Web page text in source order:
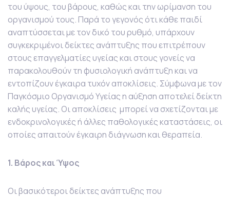
του ύψους, του βάρους, καθώς και την ωρίμανση του
οργανισμού τους. Παρά το γεγονός ότι κάθε παιδί
αναπτύσσεται με τον δικό του ρυθμό, υπάρχουν
συγκεκριμένοι δείκτες ανάπτυξης που επιτρέπουν
στους επαγγελματίες υγείας και στους γονείς να
παρακολουθούν τη φυσιολογική ανάπτυξη και να
εντοπίζουν έγκαιρα τυχόν αποκλίσεις. Σύμφωνα με τον
Παγκόσμιο Οργανισμό Υγείας η αύξηση αποτελεί δείκτη
καλής υγείας. Οι αποκλίσεις μπορεί να σχετίζονται με
ενδοκρινολογικές ή άλλες παθολογικές καταστάσεις, οι
οποίες απαιτούν έγκαιρη διάγνωση και θεραπεία.
1. Βάρος και Ύψος
Οι βασικότεροι δείκτες ανάπτυξης που